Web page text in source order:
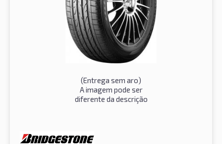
(Entrega sem aro)
A imagem pode ser
diferente da descrição